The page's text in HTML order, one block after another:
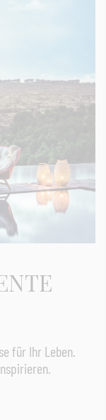
für Ihr Leben.